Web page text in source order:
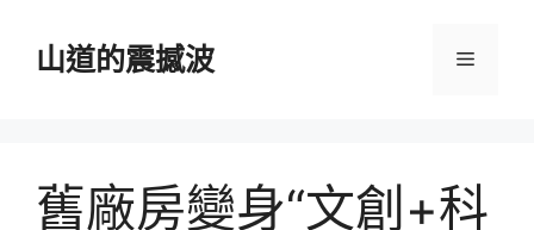
山道的震撼波 選
舊廠房變身“文創+科